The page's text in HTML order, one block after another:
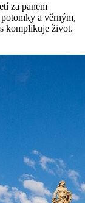
za panem
a věrným,
komplikuje život.